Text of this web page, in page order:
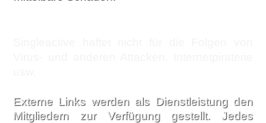
Externe Links werden als Dienstleistung den
Mitgliedern zur Verfügung gestellt. Jedes